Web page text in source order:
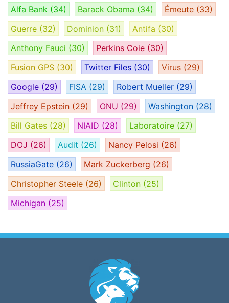
Alfa Bank (34) Barack Obama (34) Émeute (33)
Guerre (32) Dominion (31) Antifa (30)
Anthony Fauci (30) Perkins Coie (30)
Fusion GPS (30) Twitter Files (30) Virus (29)
Google (29) FISA (29) Robert Mueller (29)
Jeffrey Epstein (29) ONU (29) Washington (28)
Bill Gates (28) NIAID (28) Laboratoire (27)
DOJ (26) Audit (26) Nancy Pelosi (26)
RussiaGate (26) Mark Zuckerberg (26)
Christopher Steele (26) Clinton (25)
Michigan (25)